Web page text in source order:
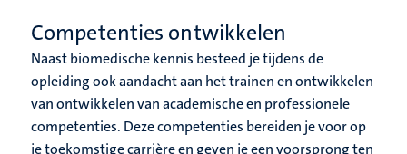
Competenties ontwikkelen
Naast biomedische kennis besteed je tijdens de
opleiding ook aandacht aan het trainen en ontwikkelen
van ontwikkelen van academische en professionele
competenties. Deze competenties bereiden je voor op
je toekomstige carrière en geven je een voorsprong ten